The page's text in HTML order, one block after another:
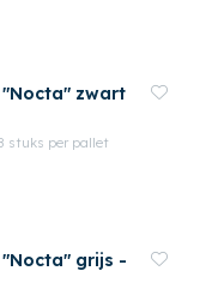
zwart
stuks per pallet
grijs -